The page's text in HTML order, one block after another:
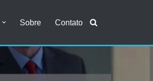
Sobre Contato